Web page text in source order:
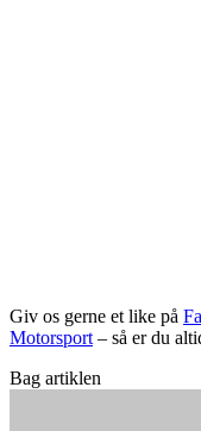
Giv os gerne et like på
Motorsport – så er du
Bag artiklen